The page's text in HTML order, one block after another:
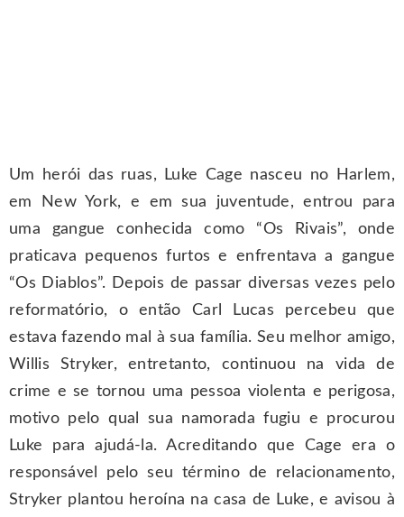
Um herói das ruas, Luke Cage nasceu no Harlem,
em New York, e em sua juventude, entrou para
uma gangue conhecida como “Os Rivais”, onde
praticava pequenos furtos e enfrentava a gangue
“Os Diablos”. Depois de passar diversas vezes pelo
reformatório, o então Carl Lucas percebeu que
estava fazendo mal à sua família. Seu melhor amigo,
Willis Stryker, entretanto, continuou na vida de
crime e se tornou uma pessoa violenta e perigosa,
motivo pelo qual sua namorada fugiu e procurou
Luke para ajudá-la. Acreditando que Cage era o
responsável pelo seu término de relacionamento,
Stryker plantou heroína na casa de Luke, e avisou à